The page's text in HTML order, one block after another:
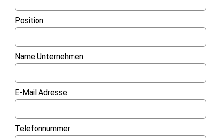
Position
Name Unternehmen
E-Mail Adresse
Telefonnummer